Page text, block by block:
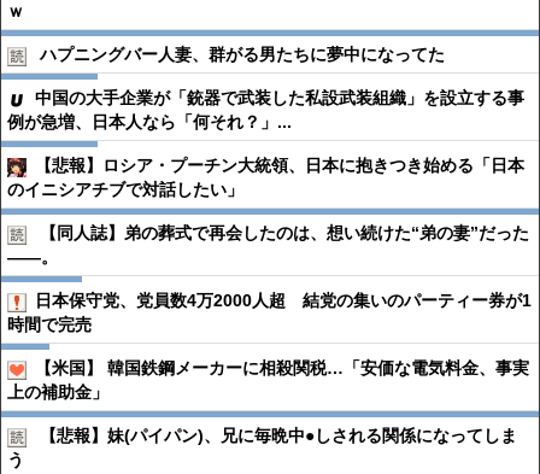
ｗ
ハプニングバー人妻、群がる男たちに夢中になってた
中国の大手企業が「銃器で武装した私設武装組織」を設立する事
例が急増、日本人なら「何それ？」...
【悲報】ロシア・プーチン大統領、日本に抱きつき始める「日本
のイニシアチブで対話したい」
【同人誌】弟の葬式で再会したのは、想い続けた“弟の妻”だった
――。
日本保守党、党員数4万2000人超 結党の集いのパーティー券が1
時間で完売
【米国】 韓国鉄鋼メーカーに相殺関税…「安価な電気料金、事実
上の補助金」
【悲報】妹(パイパン)、兄に毎晩中●︎しされる関係になってしま
う